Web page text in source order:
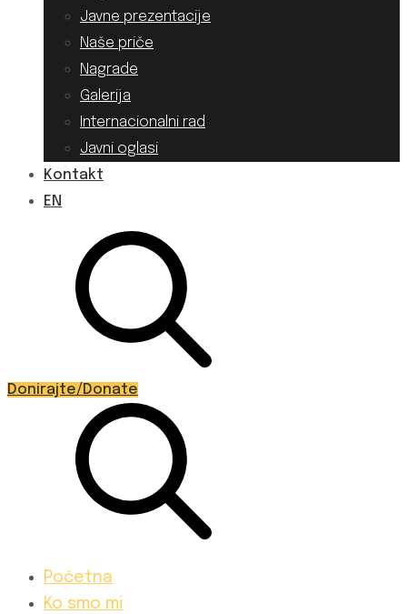
Javne prezentacije
Naše priče
Nagrade
Galerija
Internacionalni rad
Javni oglasi
Kontakt
EN
Donirajte/Donate
Početna
Ko smo mi